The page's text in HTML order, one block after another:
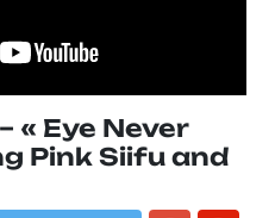
« Eye Never
Pink Siifu and